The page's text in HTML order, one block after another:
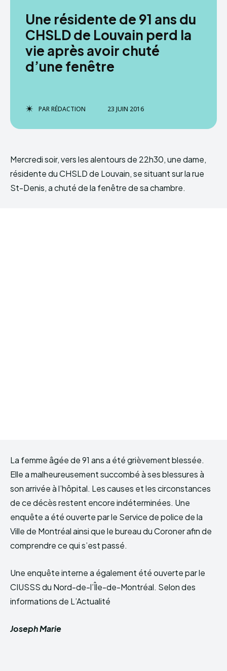
Une résidente de 91 ans du
CHSLD de Louvain perd la
vie après avoir chuté
d’une fenêtre
PARRÉDACTION 23 JUIN 2016
Mercredi soir, vers les alentours de 22h30, une dame,
résidente du CHSLD de Louvain, se situant sur la rue
St-Denis, a chuté de la fenêtre de sa chambre.
La femme âgée de 91 ans a été grièvement blessée.
Elle a malheureusement succombé à ses blessures à
son arrivée à l’hôpital. Les causes et les circonstances
de ce décès restent encore indéterminées. Une
enquête a été ouverte par le Service de police de la
Ville de Montréal ainsi que le bureau du Coroner afin de
comprendre ce qui s’est passé.
Une enquête interne a également été ouverte par le
CIUSSS du Nord-de-l’Île-de-Montréal. Selon des
informations de L’Actualité
Joseph Marie